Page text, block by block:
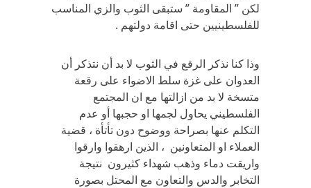
لكن ” المقاومة ” ستبقى الثوب والزي المناسب
للفلسطينيين حتى اقامة دولتهم .
وذا كنا نذكر الرقع في الثوب لا بد أن نتذكر أن
العدوان على غزة سلط الاضواء على رقعة
متسخة لا بد من ازالتها مع ان المجتمع
الفلسطيني يحاول لجمها او حجبها أو عدم
التكلم عنها بصراحة ووضوح دون تأتأة ، قضية
العملاء او المتعاونين ، الذين ارهقوا وارقوا
واريقت دماء وذهب شهداء كثيرون نتيجة
التخابر والدس والتعاون مع المحتل بصورة